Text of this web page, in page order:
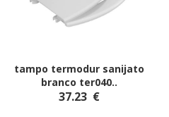
tampo termodur sanijato
branco ter040..
37.23 €